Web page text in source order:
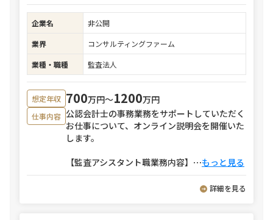
企業名
非公開
業界
コンサルティングファーム
業種・職種
監査法人
想定年収 700万円〜1200万円
仕事内容 公認会計士の事務業務をサポートしていただく
お仕事について、オンライン説明会を開催いた
します。
【監査アシスタント職業務内容】 ⋯もっと見る
詳細を見る